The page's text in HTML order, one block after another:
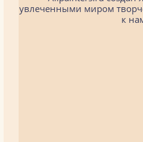
увлеченными миром
к